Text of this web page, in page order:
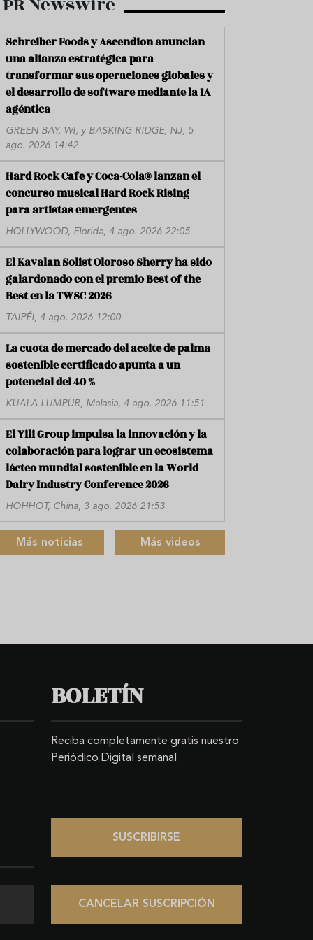
Schreiber Foods y Ascendion anuncian
una alianza estratégica para
transformar sus operaciones globales y
el desarrollo de software mediante la IA
agéntica
GREEN BAY, WI, y BASKING RIDGE, NJ, 5
ago. 2026 14:42
Hard Rock Cafe y Coca-Cola® lanzan el
concurso musical Hard Rock Rising
para artistas emergentes
HOLLYWOOD, Florida, 4 ago. 2026 22:05
El Kavalan Solist Oloroso Sherry ha sido
galardonado con el premio Best of the
Best en la TWSC 2026
TAIPÉI, 4 ago. 2026 12:00
La cuota de mercado del aceite de palma
sostenible certificado apunta a un
potencial del 40 %
KUALA LUMPUR, Malasia, 4 ago. 2026 11:51
El Yili Group impulsa la innovación y la
colaboración para lograr un ecosistema
lácteo mundial sostenible en la World
Dairy Industry Conference 2026
HOHHOT, China, 3 ago. 2026 21:53
Más noticias Más videos
BOLETÍN
Reciba completamente gratis nuestro
Periódico Digital semanal
SUSCRIBIRSE
CANCELAR SUSCRIPCIÓN